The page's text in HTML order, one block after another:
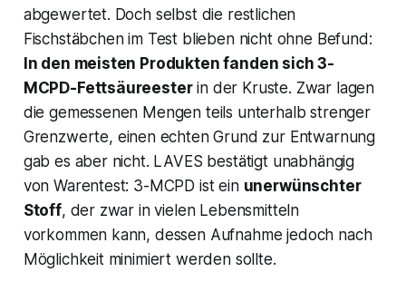
abgewertet​. Doch selbst die restlichen
Fischstäbchen im Test blieben nicht ohne Befund:
In den meisten Produkten fanden sich 3-
MCPD-Fettsäureesterin der Kruste. Zwar lagen
die gemessenen Mengen teils unterhalb strenger
Grenzwerte, einen echten Grund zur Entwarnung
gab es aber nicht. LAVES bestätigt unabhängig
von Warentest: 3-MCPD ist ein unerwünschter
Stoff, der zwar in vielen Lebensmitteln
vorkommen kann, dessen Aufnahme jedoch nach
Möglichkeit minimiert werden sollte​.